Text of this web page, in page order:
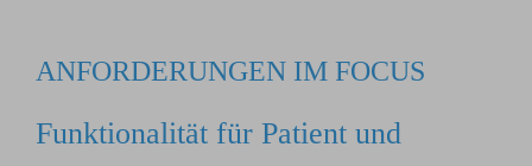
ANFORDERUNGEN IM FOCUS
Funktionalität für Patient und